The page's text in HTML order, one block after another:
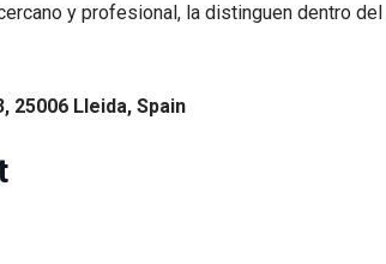
y profesional, la distinguen dentro
25006 Lleida, Spain